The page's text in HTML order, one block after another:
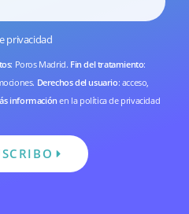
privacidad
: Poros Madrid. Fin del tratamiento:
Derechos del usuario: acceso,
informaciónen la política de privacidad